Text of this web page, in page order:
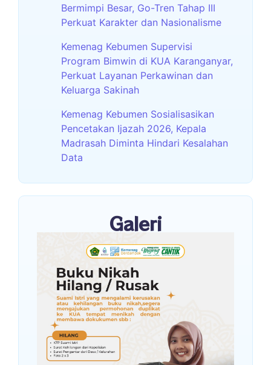
Bermimpi Besar, Go-Tren Tahap III
Perkuat Karakter dan Nasionalisme
Kemenag Kebumen Supervisi
Program Bimwin di KUA Karanganyar,
Perkuat Layanan Perkawinan dan
Keluarga Sakinah
Kemenag Kebumen Sosialisasikan
Pencetakan Ijazah 2026, Kepala
Madrasah Diminta Hindari Kesalahan
Data
Galeri